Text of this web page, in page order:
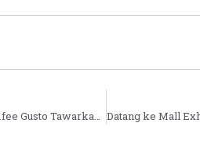
Resmi Hadir di Indonesia, AC Comfee Gusto Tawarkan Desain Elegan dan Fitur Canggih